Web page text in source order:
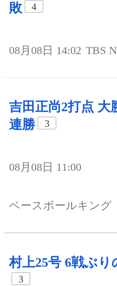
敗
4
08月08日 14:02 TBS
吉田正尚2打点 大
連勝
3
08月08日 11:00
ベースボールキング
村上25号 6戦ぶり
3